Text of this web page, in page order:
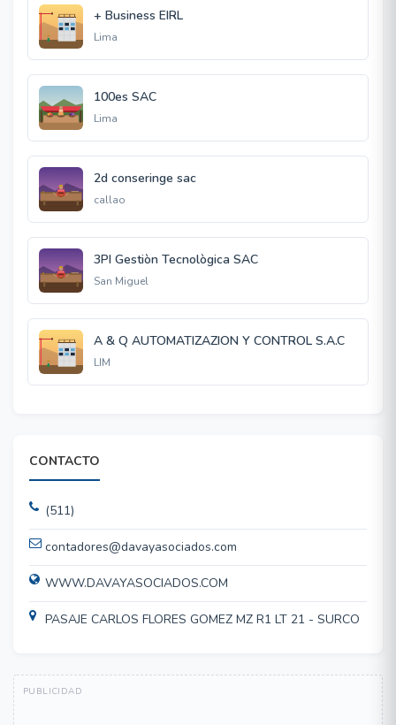
+ Business EIRL
Lima
100es SAC
Lima
2d conseringe sac
callao
3PI Gestiòn Tecnològica SAC
San Miguel
A & Q AUTOMATIZAZION Y CONTROL S.A.C
LIM
CONTACTO
(511)
contadores@davayasociados.com
WWW.DAVAYASOCIADOS.COM
PASAJE CARLOS FLORES GOMEZ MZ R1 LT 21 - SURCO